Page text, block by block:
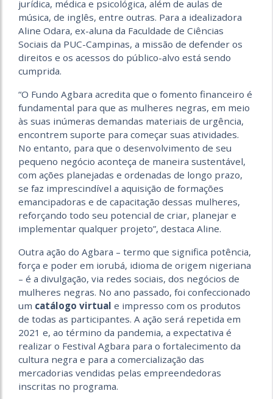
jurídica, médica e psicológica, além de aulas de
música, de inglês, entre outras. Para a idealizadora
Aline Odara, ex-aluna da Faculdade de Ciências
Sociais da PUC-Campinas, a missão de defender os
direitos e os acessos do público-alvo está sendo
cumprida.
“O Fundo Agbara acredita que o fomento financeiro é
fundamental para que as mulheres negras, em meio
às suas inúmeras demandas materiais de urgência,
encontrem suporte para começar suas atividades.
No entanto, para que o desenvolvimento de seu
pequeno negócio aconteça de maneira sustentável,
com ações planejadas e ordenadas de longo prazo,
se faz imprescindível a aquisição de formações
emancipadoras e de capacitação dessas mulheres,
reforçando todo seu potencial de criar, planejar e
implementar qualquer projeto”, destaca Aline.
Outra ação do Agbara – termo que significa potência,
força e poder em iorubá, idioma de origem nigeriana
– é a divulgação, via redes sociais, dos negócios de
mulheres negras. No ano passado, foi confeccionado
um catálogo virtual e impresso com os produtos
de todas as participantes. A ação será repetida em
2021 e, ao término da pandemia, a expectativa é
realizar o Festival Agbara para o fortalecimento da
cultura negra e para a comercialização das
mercadorias vendidas pelas empreendedoras
inscritas no programa.